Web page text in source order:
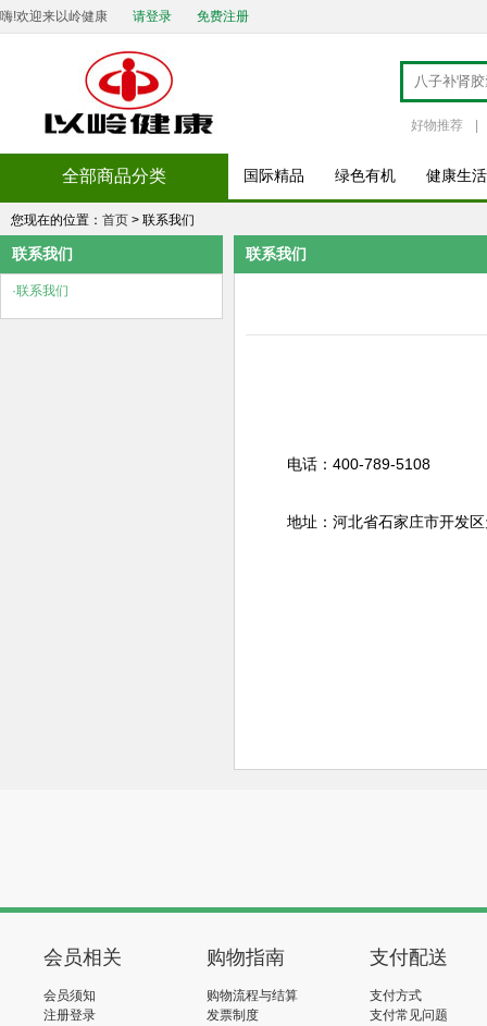
嗨!欢迎来以岭健康 请登录 免费注册
好物推荐
全部商品分类 国际精品 绿色有机 健康生活
您现在的位置： 首页 > 联系我们
联系我们
·联系我们
联系我们
电话：400-789-5108
地址：河北省石家庄市开发
会员相关
会员须知
注册登录
购物指南
购物流程与结算
发票制度
支付配送
支付方式
支付常见问题